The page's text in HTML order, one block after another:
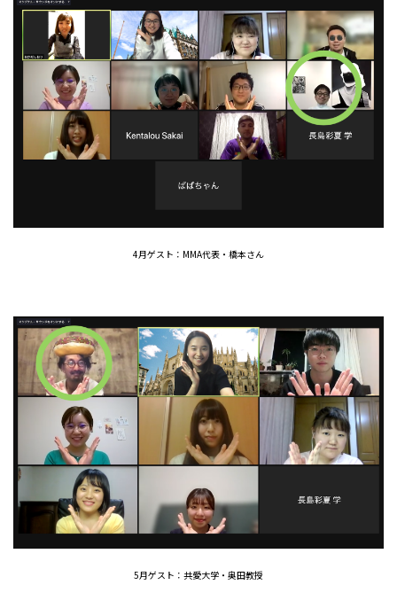
4月ゲスト：MMA代表・橋本さん
5月ゲスト：共愛大学・奥田教授